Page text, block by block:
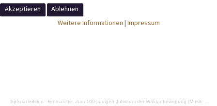
Spezial Edition · En marche! Zum 100-jährigen Jubiläum der Waldorfbewegung (Musik: Wolf Bütow)
Akzeptieren
Ablehnen
Weitere Informationen | Impressum